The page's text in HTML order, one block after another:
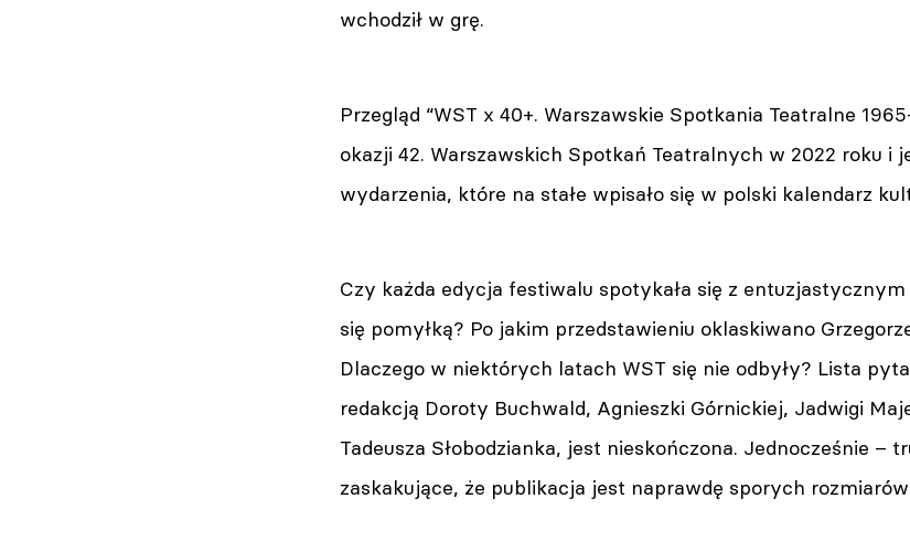
wchodził w grę.
Przegląd “WST x 40+. Warszawskie Spotkania Teatralne
okazji 42. Warszawskich Spotkań Teatralnych w 2022 roku i
wydarzenia, które na stałe wpisało się w polski kalendarz
Czy każda edycja festiwalu spotykała się z
się pomyłką? Po jakim przedstawieniu oklaskiwano
Dlaczego w niektórych latach WST się nie odbyły? Lista
redakcją Doroty Buchwald, Agnieszki Górnickiej, Jadwigi
Tadeusza Słobodzianka, jest nieskończona. Jednocześnie –
zaskakujące, że publikacja jest naprawdę sporych